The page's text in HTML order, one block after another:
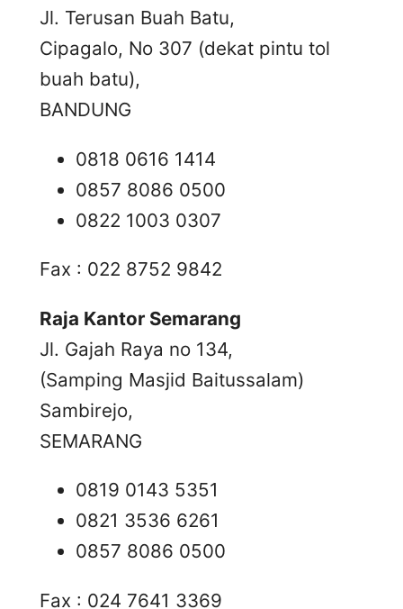
Jl. Terusan Buah Batu,
Cipagalo, No 307 (dekat pintu tol
buah batu),
BANDUNG
0818 0616 1414
0857 8086 0500
0822 1003 0307
Fax : 022 8752 9842
Raja Kantor Semarang
Jl. Gajah Raya no 134,
(Samping Masjid Baitussalam)
Sambirejo,
SEMARANG
0819 0143 5351
0821 3536 6261
0857 8086 0500
Fax : 024 7641 3369